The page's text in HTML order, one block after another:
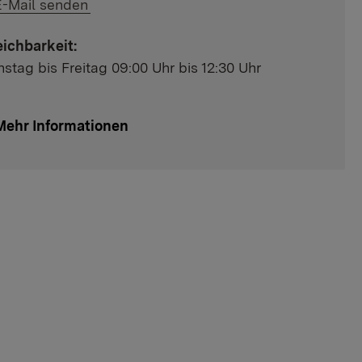
Mail senden
bis Freitag 09:00 Uhr bis 12:30 Uhr
Informationen